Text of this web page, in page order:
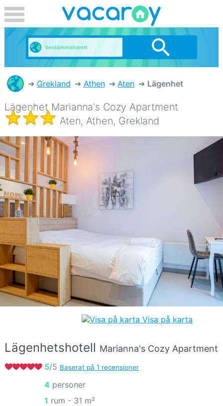
Grekland Athen Aten Lägenhet
Lägenhet Marianna's Cozy Apartment
Aten, Athen, Grekland
Visa på karta
Lägenhetshotell Marianna's Cozy Apartment
5/5 Baserat på 1 recensioner
4 personer
1 rum - 31 m²